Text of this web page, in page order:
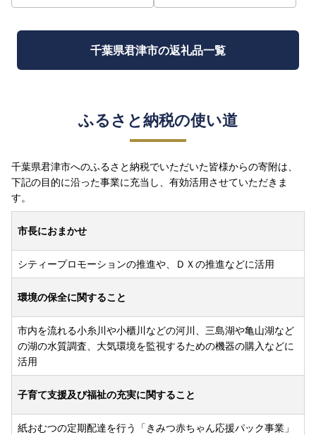
千葉県君津市の返礼品一覧
ふるさと納税の使い道
千葉県君津市へのふるさと納税でいただいた皆様からの寄附は、
下記の目的に沿った事業に充当し、有効活用させていただきま
す。
市長におまかせ
シティープロモーションの推進や、ＤＸの推進などに活用
環境の保全に関すること
市内を流れる小糸川や小櫃川などの河川、三島湖や亀山湖など
の湖の水質調査、大気環境を監視するための機器の購入などに
活用
子育て支援及び福祉の充実に関すること
紙おむつの定期配達を行う「きみつ赤ちゃん応援パック事業」